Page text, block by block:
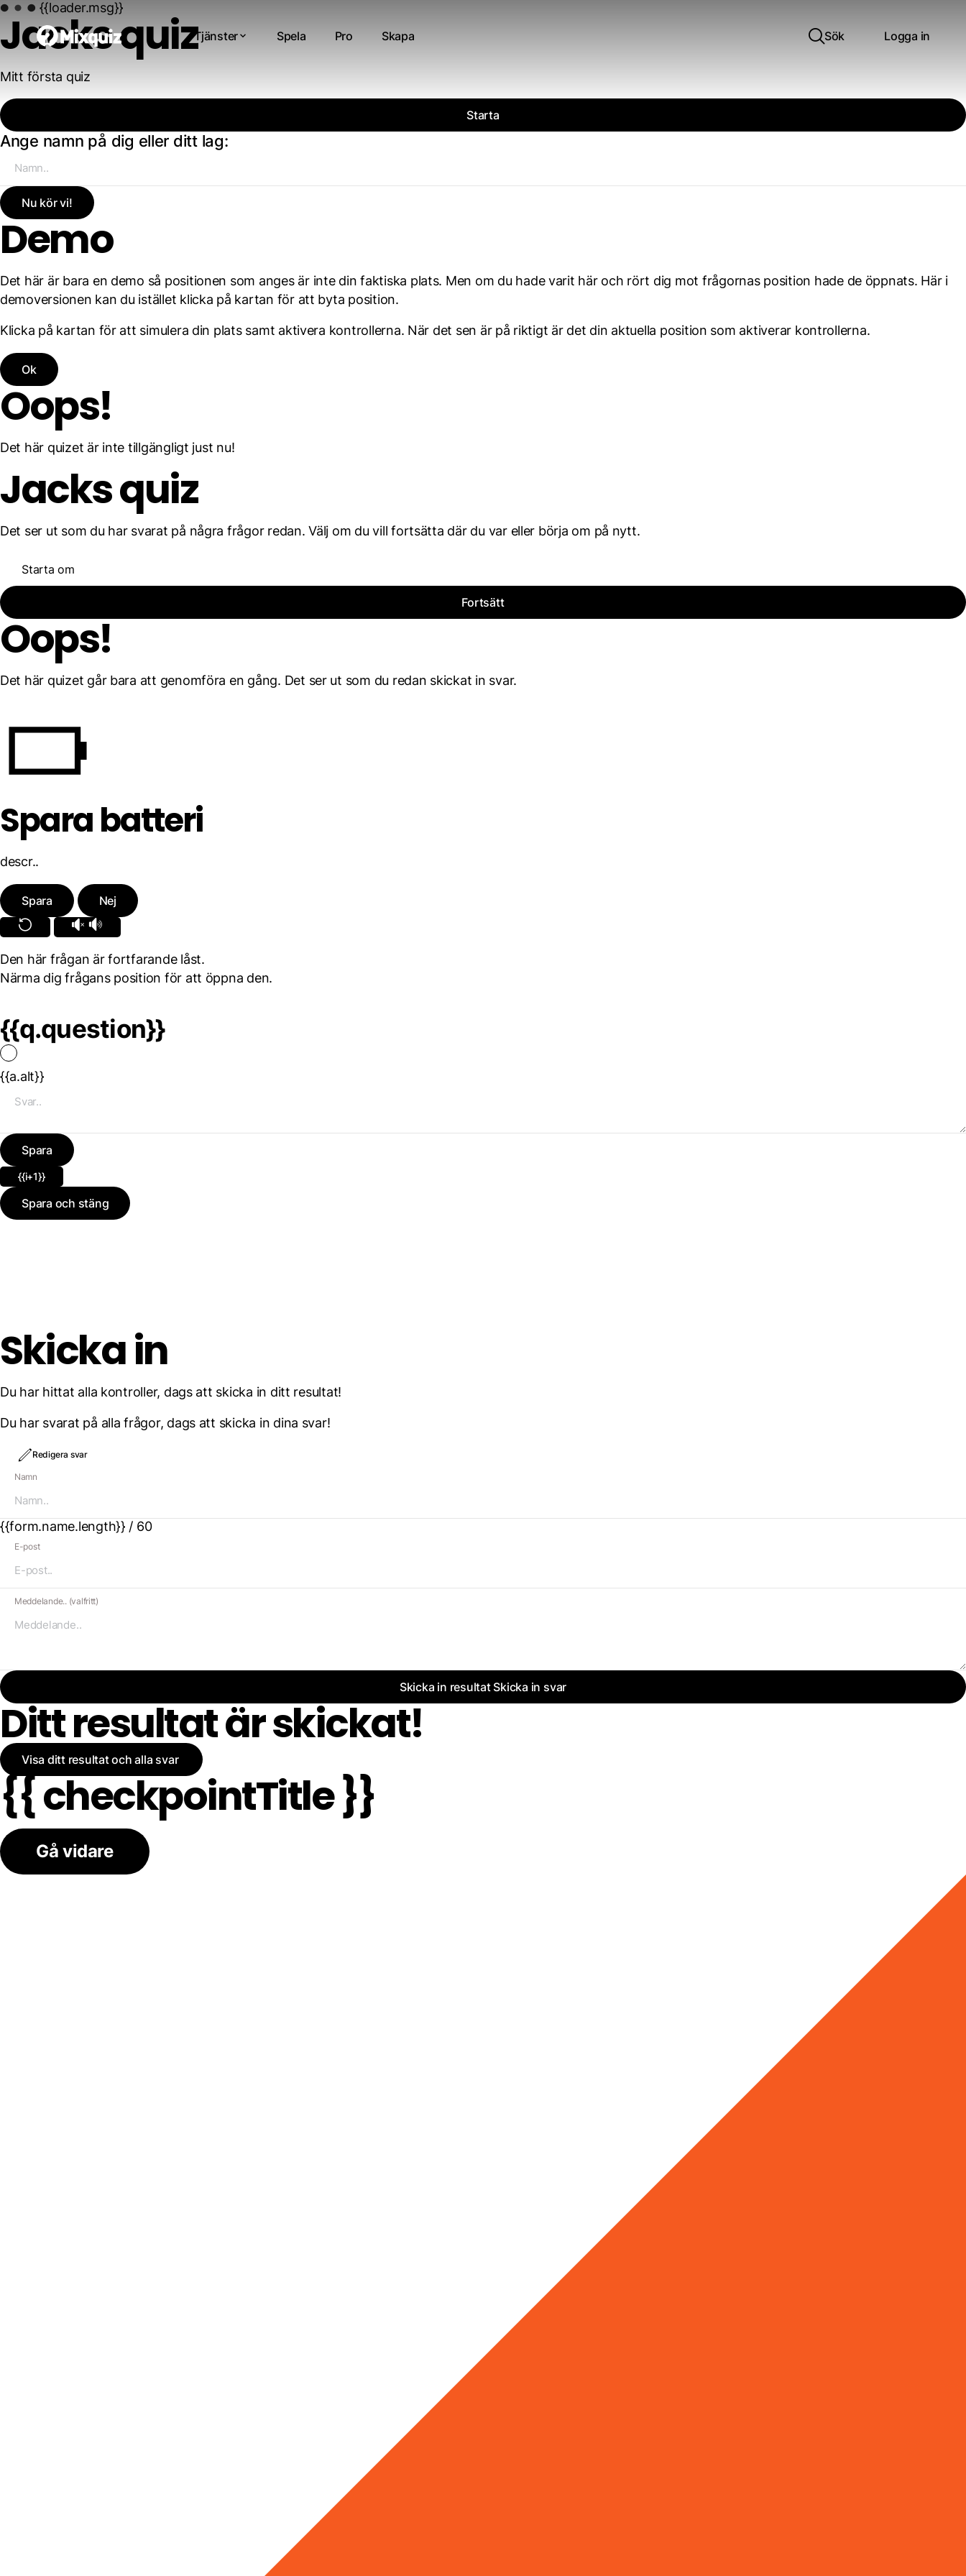
Tjänster Spela Pro Skapa Sök Logga in
{{loader.msg}}
Jacks quiz
Mitt första quiz
Starta
Ange namn på dig eller ditt lag:
Nu kör vi!
Demo
Det här är bara en demo så positionen som anges är inte din faktiska plats. Men om du hade varit här och rört dig mot frågornas position hade de öppnats. Här i
demoversionen kan du istället klicka på kartan för att byta position.
Klicka på kartan för att simulera din plats samt aktivera kontrollerna. När det sen är på riktigt är det din aktuella position som aktiverar kontrollerna.
Ok
Oops!
Det här quizet är inte tillgängligt just nu!
Jacks quiz
Det ser ut som du har svarat på några frågor redan. Välj om du vill fortsätta där du var eller börja om på nytt.
Starta om
Fortsätt
Oops!
Det här quizet går bara att genomföra en gång. Det ser ut som du redan skickat in svar.
Spara batteri
descr..
Spara Nej
Den här frågan är fortfarande låst.
Närma dig frågans position för att öppna den.
{{q.question}}
{{a.alt}}
Spara
{{i+1}}
Spara och stäng
Skicka in
Du har hittat alla kontroller, dags att skicka in ditt resultat!
Du har svarat på alla frågor, dags att skicka in dina svar!
Redigera svar
Namn
{{form.name.length}} / 60
E-post
Meddelande.. (valfritt)
Skicka in resultat Skicka in svar
Ditt resultat är skickat!
Visa ditt resultat och alla svar
{{ checkpointTitle }}
Gå vidare